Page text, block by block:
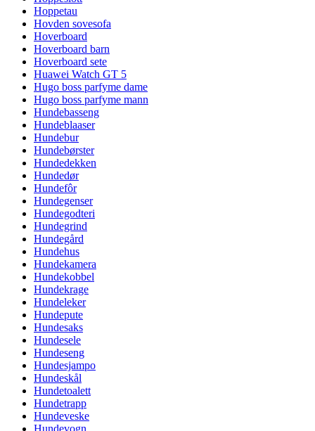
Hoppetau
Hovden sovesofa
Hoverboard
Hoverboard barn
Hoverboard sete
Huawei Watch GT 5
Hugo boss parfyme dame
Hugo boss parfyme mann
Hundebasseng
Hundeblaaser
Hundebur
Hundebørster
Hundedekken
Hundedør
Hundefôr
Hundegenser
Hundegodteri
Hundegrind
Hundegård
Hundehus
Hundekamera
Hundekobbel
Hundekrage
Hundeleker
Hundepute
Hundesaks
Hundesele
Hundeseng
Hundesjampo
Hundeskål
Hundetoalett
Hundetrapp
Hundeveske
Hundevogn